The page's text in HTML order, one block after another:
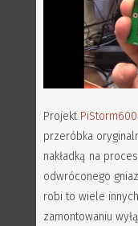
Projekt PiStorm600
przeróbka
nakładką na
odwróconego
robi to wiele
zamontowaniu